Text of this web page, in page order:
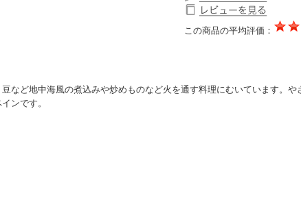
この商品の平均評価：
など地中海風の煮込みや炒めものなど火を通す料理にむいています。
ンです。